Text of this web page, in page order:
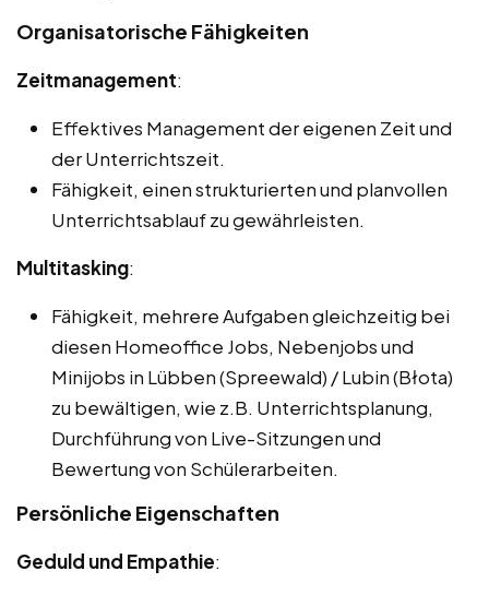
Organisatorische Fähigkeiten
Zeitmanagement:
Effektives Management der eigenen Zeit und
der Unterrichtszeit.
Fähigkeit, einen strukturierten und planvollen
Unterrichtsablauf zu gewährleisten.
Multitasking:
Fähigkeit, mehrere Aufgaben gleichzeitig bei
diesen Homeoffice Jobs, Nebenjobs und
Minijobs in Lübben (Spreewald) / Lubin (Błota)
zu bewältigen, wie z.B. Unterrichtsplanung,
Durchführung von Live-Sitzungen und
Bewertung von Schülerarbeiten.
Persönliche Eigenschaften
Geduld und Empathie: